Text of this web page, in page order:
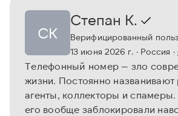
СК
Степан К.
Верифицированный
13 июня 2026 г. · Россия
Телефонный номер — зло
жизни. Постоянно
агенты, коллекторы и
его вообще заблокировали